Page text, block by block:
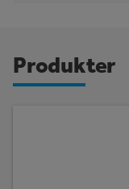
Produkter